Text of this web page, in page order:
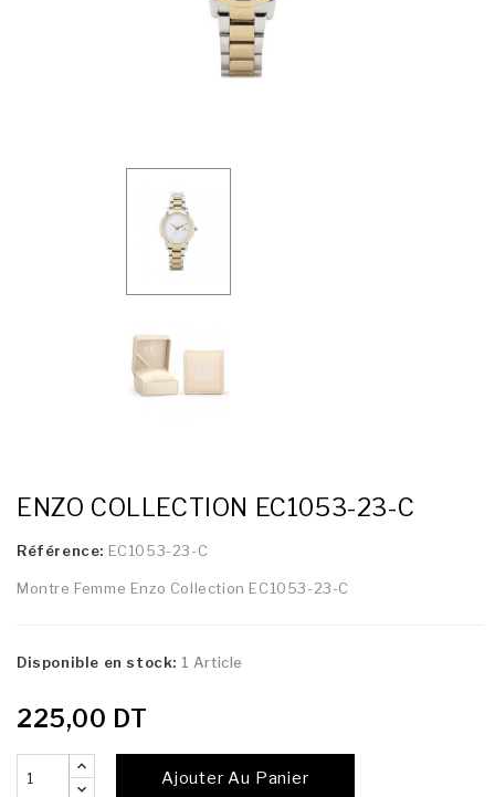
ENZO COLLECTION EC1053-23-C
Référence: EC1053-23-C
Montre Femme Enzo Collection EC1053-23-C
Disponible en stock: 1 Article
225,00 DT
Ajouter Au Panier